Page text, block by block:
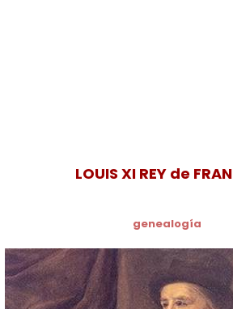
LOUIS XI REY de
genealogía